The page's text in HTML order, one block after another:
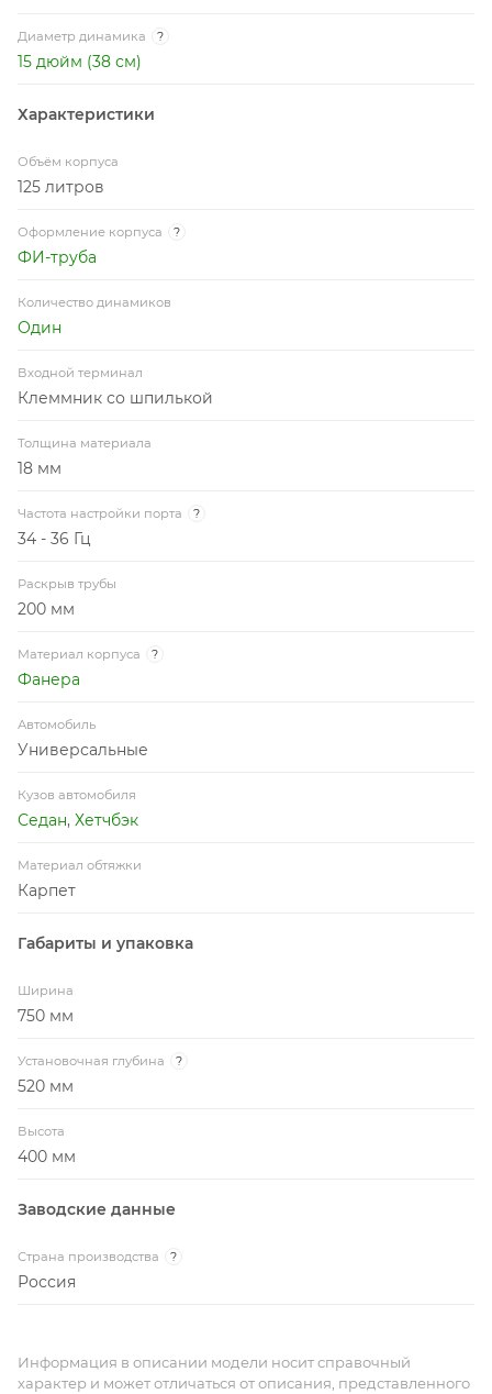
Диаметр динамика ?
15 дюйм (38 см)
Характеристики
Объём корпуса
125 литров
Оформление корпуса ?
ФИ-труба
Количество динамиков
Один
Входной терминал
Клеммник со шпилькой
Толщина материала
18 мм
Частота настройки порта ?
34 - 36 Гц
Раскрыв трубы
200 мм
Материал корпуса ?
Фанера
Автомобиль
Универсальные
Кузов автомобиля
Седан, Хетчбэк
Материал обтяжки
Карпет
Габариты и упаковка
Ширина
750 мм
Установочная глубина ?
520 мм
Высота
400 мм
Заводские данные
Страна производства ?
Россия
Информация в описании модели носит справочный
характер и может отличаться от описания, представленного